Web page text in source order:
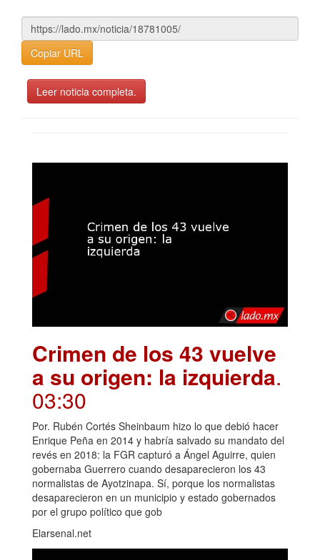
Copiar URL
Leer noticia completa.
Crimen de los 43 vuelve
a su origen: la izquierda.
03:30
Por. Rubén Cortés Sheinbaum hizo lo que debió hacer
Enrique Peña en 2014 y habría salvado su mandato del
revés en 2018: la FGR capturó a Ángel Aguirre, quien
gobernaba Guerrero cuando desaparecieron los 43
normalistas de Ayotzinapa. Sí, porque los normalistas
desaparecieron en un municipio y estado gobernados
por el grupo político que gob
Elarsenal.net